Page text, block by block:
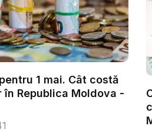
1 mai. Cât costă
în Republica Moldova -